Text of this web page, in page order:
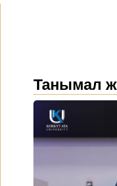
Танымал